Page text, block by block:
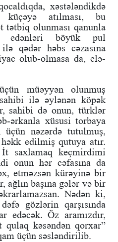
xəstələndikdə
küçəyə atılması, bu
tətbiq olunması qanunla
edənləri böyük pul
qədər həbs cəzasına
olub-olmasa da, elə-
müəyyən olunmuş
ilə əylənən köpək
sahibi də onun, türklər
ərkanla xüsusi torbaya
üçün nəzərdə tutulmuş,
edilmiş qutuya atır.
saxlamaq keçmirdimi
onun hər cəfasına da
etməzsən kürəyinə bir
ağlın başına gələr və bir
Nədən ki,
gözlərin qarşısında
edəcək. Öz aramızdır,
kəsəndən qorxar”
üçün səsləndirilib.